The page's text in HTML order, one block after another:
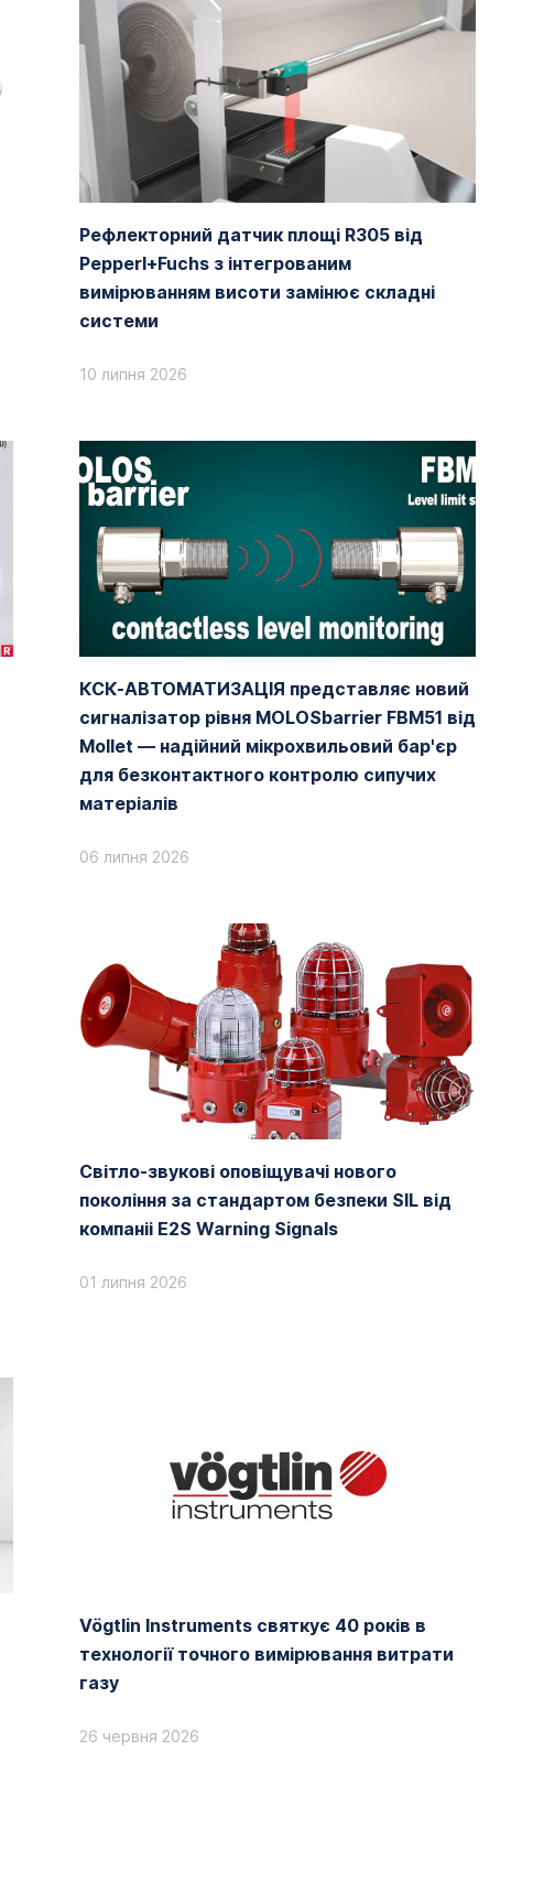
Рефлекторний датчик площі R305 від
Pepperl+Fuchs з інтегрованим
вимірюванням висоти замінює складні
системи
10 липня 2026
КСК-АВТОМАТИЗАЦІЯ представляє новий
сигналізатор рівня MOLOSbarrier FBM51 від
Mollet — надійний мікрохвильовий бар'єр
для безконтактного контролю сипучих
матеріалів
06 липня 2026
Світло-звукові оповіщувачі нового
покоління за стандартом безпеки SIL від
компаніі E2S Warning Signals
01 липня 2026
Vögtlin Instruments святкує 40 років в
технології точного вимірювання витрати
газу
26 червня 2026